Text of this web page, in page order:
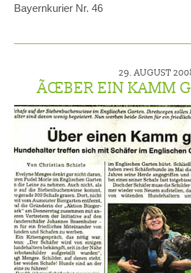
Bayernkurier Nr. 46
29. AUGUST
ÃŒBER EIN KAMM